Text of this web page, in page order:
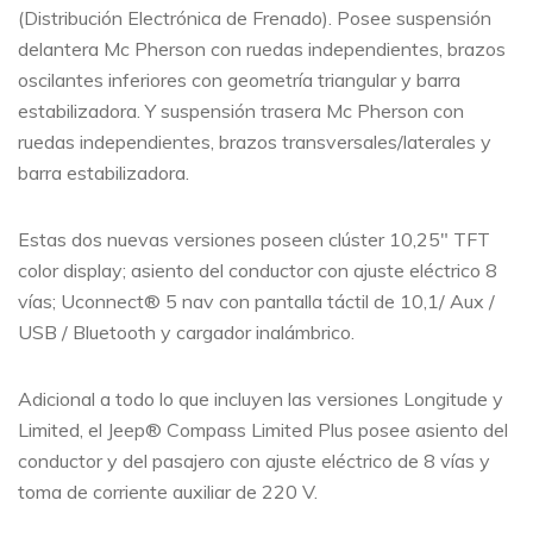
(Distribución Electrónica de Frenado). Posee suspensión
delantera Mc Pherson con ruedas independientes, brazos
oscilantes inferiores con geometría triangular y barra
estabilizadora. Y suspensión trasera Mc Pherson con
ruedas independientes, brazos transversales/laterales y
barra estabilizadora.
Estas dos nuevas versiones poseen clúster 10,25″ TFT
color display; asiento del conductor con ajuste eléctrico 8
vías; Uconnect® 5 nav con pantalla táctil de 10,1/ Aux /
USB / Bluetooth y cargador inalámbrico.
Adicional a todo lo que incluyen las versiones Longitude y
Limited, el Jeep® Compass Limited Plus posee asiento del
conductor y del pasajero con ajuste eléctrico de 8 vías y
toma de corriente auxiliar de 220 V.